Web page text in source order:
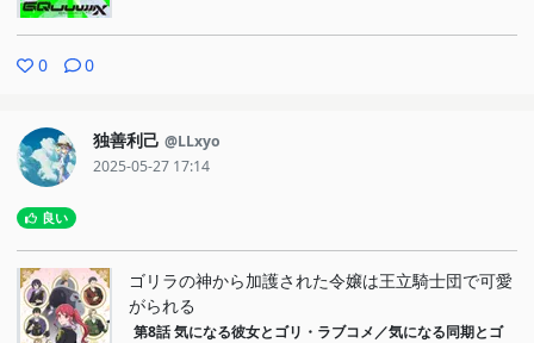
0 0
独善利己 @LLxyo
2025-05-27 17:14
良い
ゴリラの神から加護された令嬢は王立騎士団で可愛
がられる
第8話 気になる彼女とゴリ・ラブコメ／気になる同期とゴ